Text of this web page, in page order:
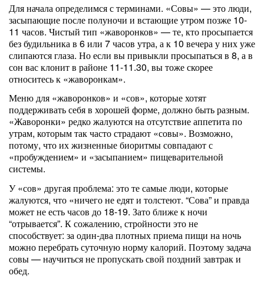
Для начала определимся с терминами. «Совы» — это люди,
засыпающие после полуночи и встающие утром позже 10-
11 часов. Чистый тип «жаворонков» — те, кто просыпается
без будильника в 6 или 7 часов утра, а к 10 вечера у них уже
слипаются глаза. Но если вы привыкли просыпаться в 8, а в
сон вас клонит в районе 11-11.30, вы тоже скорее
относитесь к «жаворонкам».
Меню для «жаворонков» и «сов», которые хотят
поддерживать себя в хорошей форме, должно быть разным.
«Жаворонки» редко жалуются на отсутствие аппетита по
утрам, которым так часто страдают «совы». Возможно,
потому, что их жизненные биоритмы совпадают с
«пробуждением» и «засыпанием» пищеварительной
системы.
У «сов» другая проблема: это те самые люди, которые
жалуются, что «ничего не едят и толстеют. “Сова” и правда
может не есть часов до 18-19. Зато ближе к ночи
“отрывается”. К сожалению, стройности это не
способствует: за один-два плотных приема пищи на ночь
можно перебрать суточную норму калорий. Поэтому задача
совы — научиться не пропускать свой поздний завтрак и
обед.